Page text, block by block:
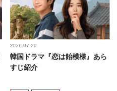
2026.07.20
韓国ドラマ『恋は飴模様』あら
すじ紹介